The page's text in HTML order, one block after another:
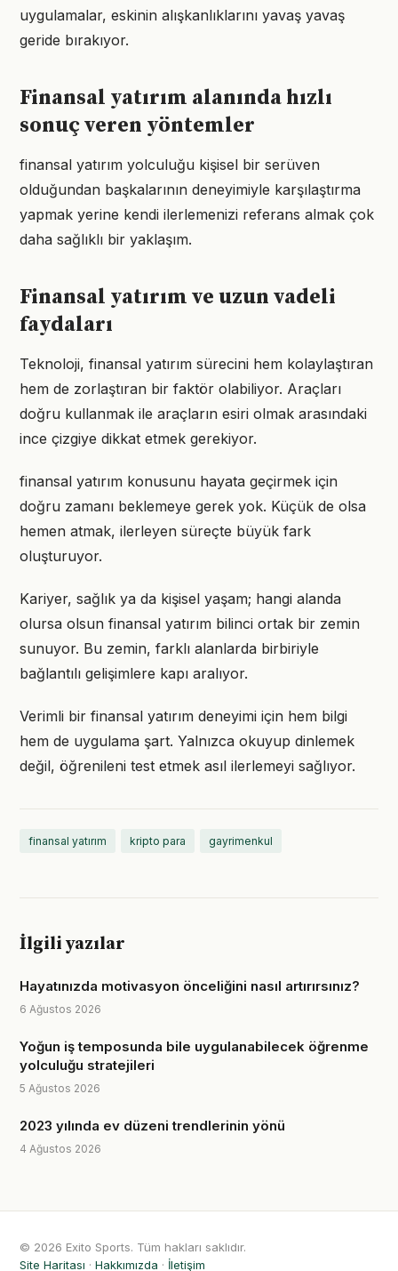
uygulamalar, eskinin alışkanlıklarını yavaş yavaş
geride bırakıyor.
Finansal yatırım alanında hızlı
sonuç veren yöntemler
finansal yatırım yolculuğu kişisel bir serüven
olduğundan başkalarının deneyimiyle karşılaştırma
yapmak yerine kendi ilerlemenizi referans almak çok
daha sağlıklı bir yaklaşım.
Finansal yatırım ve uzun vadeli
faydaları
Teknoloji, finansal yatırım sürecini hem kolaylaştıran
hem de zorlaştıran bir faktör olabiliyor. Araçları
doğru kullanmak ile araçların esiri olmak arasındaki
ince çizgiye dikkat etmek gerekiyor.
finansal yatırım konusunu hayata geçirmek için
doğru zamanı beklemeye gerek yok. Küçük de olsa
hemen atmak, ilerleyen süreçte büyük fark
oluşturuyor.
Kariyer, sağlık ya da kişisel yaşam; hangi alanda
olursa olsun finansal yatırım bilinci ortak bir zemin
sunuyor. Bu zemin, farklı alanlarda birbiriyle
bağlantılı gelişimlere kapı aralıyor.
Verimli bir finansal yatırım deneyimi için hem bilgi
hem de uygulama şart. Yalnızca okuyup dinlemek
değil, öğrenileni test etmek asıl ilerlemeyi sağlıyor.
finansal yatırım kripto para gayrimenkul
İlgili yazılar
Hayatınızda motivasyon önceliğini nasıl artırırsınız?
6 Ağustos 2026
Yoğun iş temposunda bile uygulanabilecek öğrenme
yolculuğu stratejileri
5 Ağustos 2026
2023 yılında ev düzeni trendlerinin yönü
4 Ağustos 2026
© 2026 Exito Sports. Tüm hakları saklıdır.
Site Haritası · Hakkımızda · İletişim